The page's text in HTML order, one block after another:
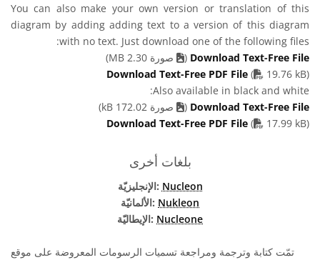
You can also make your own version or translation of this
diagram by adding adding text to a version of this diagram
with no text. Just download one of the following files:
Download Text-Free File
(
صورة 2.30 MB)
Download Text-Free PDF File (
PDF file 19.76 kB)
Also available in black and white:
Download Text-Free File
(
صورة 172.02 kB)
Download Text-Free PDF File (
PDF file 17.99 kB)
بلغات أخرى
الإنجليزيّة: Nucleon
الألمانيّة: Nukleon
الإيطاليّة: Nucleone
تمّت كتابة وترجمة ومراجعة تسميات الرسومات المعروضة على موقع